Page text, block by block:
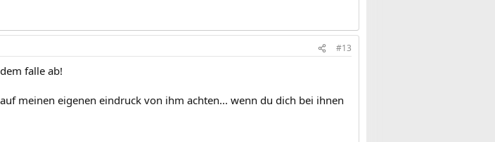
#13
falle ab!
meinen eigenen eindruck von ihm achten... wenn du dich bei ihnen